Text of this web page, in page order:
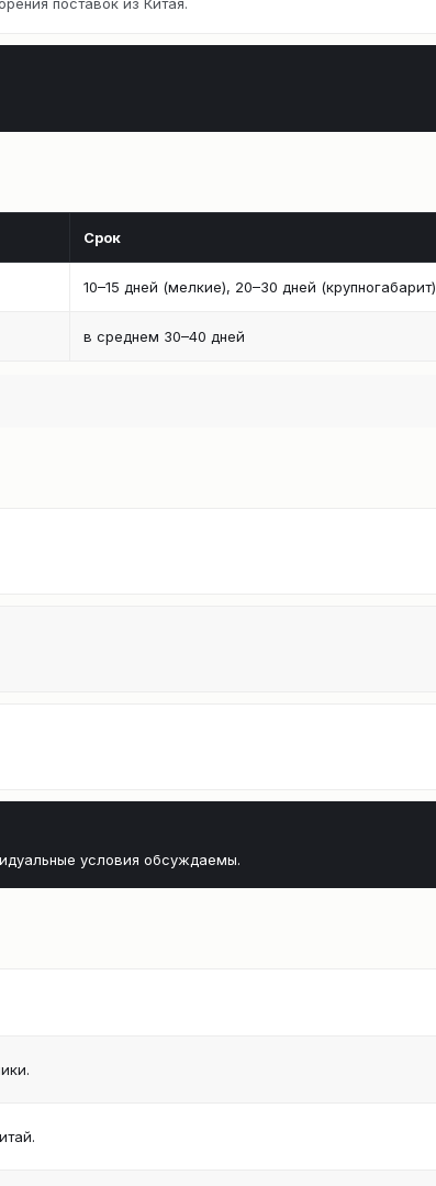
Срок
10–15 дней (мелкие), 20–30 дней (крупногабарит)
в среднем 30–40 дней
условия обсуждаемы.